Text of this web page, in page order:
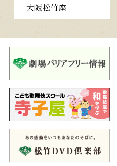
連れが現れます。二人は満祐の前
館で初演された、ご当地・但馬地
後、人気投票により平成30（
ール上演。さらに令和3（2021）
の上演を果たしました。今回は
し、ご当地への凱旋の意味を込
す。
大阪松竹座